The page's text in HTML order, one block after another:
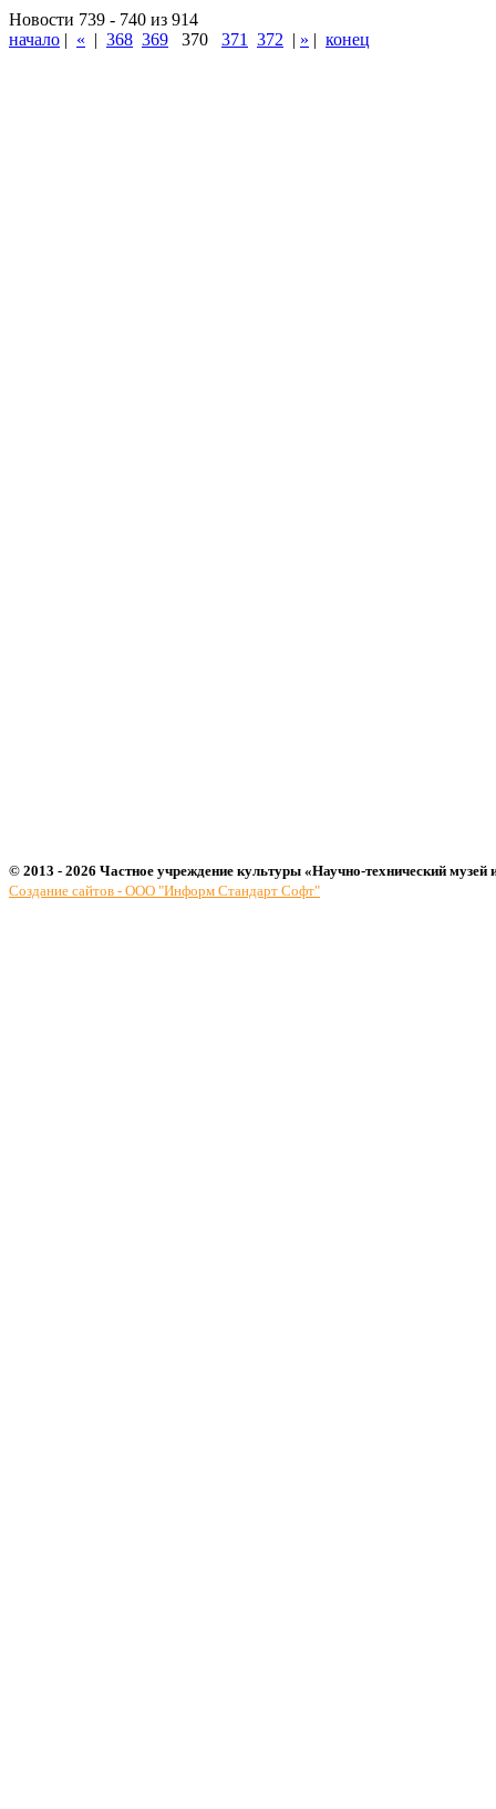
Новости 739 - 740 из 914
начало | « | 368 369 370 371 372 | » | конец
© 2013 - 2026 Частное учреждение культуры «Научно-технический музей
Создание сайтов - ООО "Информ Стандарт Софт"